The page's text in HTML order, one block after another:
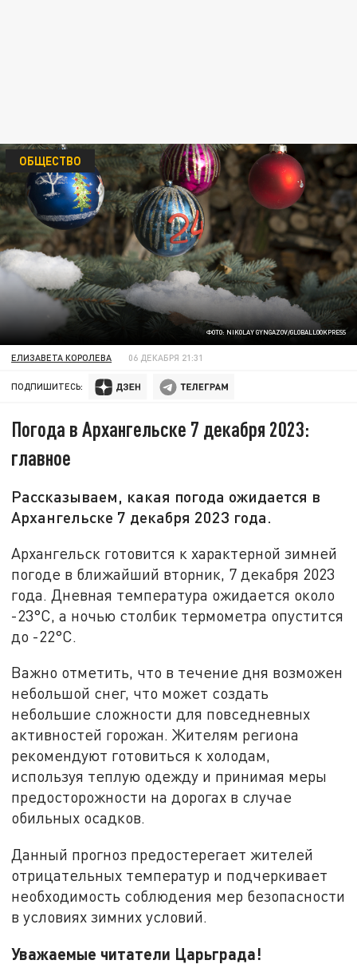
ФОТО: NIKOLAY GYNGAZOV/GLOBALLOOKPRESS
ОБЩЕСТВО
ЕЛИЗАВЕТА КОРОЛЕВА 06 ДЕКАБРЯ 21:31
ПОДПИШИТЕСЬ:
Погода в Архангельске 7 декабря 2023:
главное
Рассказываем, какая погода ожидается в
Архангельске 7 декабря 2023 года.
Архангельск готовится к характерной зимней
погоде в ближайший вторник, 7 декабря 2023
года. Дневная температура ожидается около
-23°C, а ночью столбик термометра опустится
до -22°C.
Важно отметить, что в течение дня возможен
небольшой снег, что может создать
небольшие сложности для повседневных
активностей горожан. Жителям региона
рекомендуют готовиться к холодам,
используя теплую одежду и принимая меры
предосторожности на дорогах в случае
обильных осадков.
Данный прогноз предостерегает жителей
отрицательных температур и подчеркивает
необходимость соблюдения мер безопасности
в условиях зимних условий.
Уважаемые читатели Царьграда!